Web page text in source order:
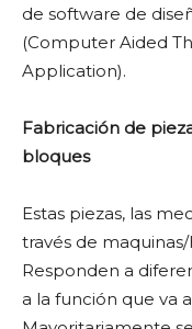
de software de
(Computer Aided
Application).
Fabricación de
bloques
Estas piezas, las
través de
Responden a
a la función que va